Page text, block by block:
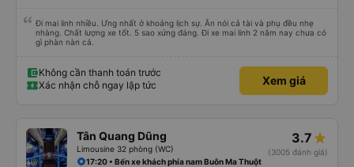
Đi mai linh nhiều. Ưng nhất ở khoảng lịch sự. Ăn nói cả tài và phụ đều nhẹ
nhàng. Chất lượng xe tốt. 5 sao xứng đáng. Đi xe mai linh 2 năm nay chưa có
gì phàn nàn cả.
Không cần thanh toán trước
Xác nhận chỗ ngay lập tức
Xem giá
Tân Quang Dũng
Limousine 32 phòng (WC)
3.7
(3005 đánh giá)
17:20 • Bến xe khách phía nam Buôn Ma Thuột